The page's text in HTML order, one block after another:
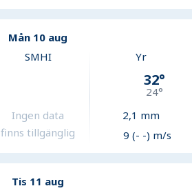
Mån 10 aug
SMHI
Ingen data
finns tillgänglig
Yr
32°
24°
2,1 mm
9 (- -) m/s
Tis 11 aug